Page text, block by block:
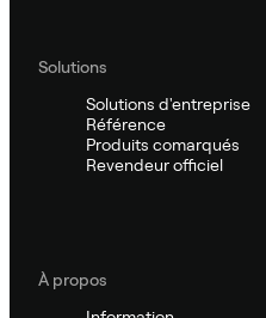
Solutions
Solutions d'entreprise
Référence
Produits comarqués
Revendeur officiel
À propos